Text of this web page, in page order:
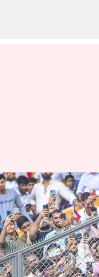
Rohit
వాంఖ‌డేలో
'రోహిత్ శ‌ర్మ'
వ్రాసిన వారు Sirish Praharaju May
ఈ వార్తాకథనం ఏంటి